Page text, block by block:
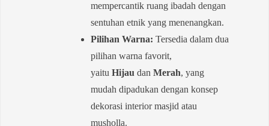
mempercantik ruang ibadah dengan
sentuhan etnik yang menenangkan.
Pilihan Warna: Tersedia dalam dua
pilihan warna favorit,
yaitu Hijau dan Merah, yang
mudah dipadukan dengan konsep
dekorasi interior masjid atau
musholla.